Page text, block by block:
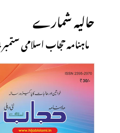
حالیہ شمارے
ماہنامہ حجاب اسلامی ستمبر 2024